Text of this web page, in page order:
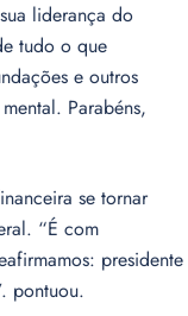
liderança do
tudo o que
e outros
Parabéns,
se tornar
“É com
presidente
pontuou.